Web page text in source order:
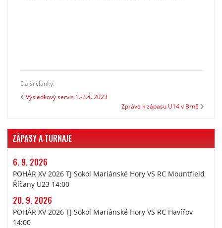
Další články:
Výsledkový servis 1.-2.4. 2023
Zpráva k zápasu U14 v Brně
ZÁPASY A TURNAJE
6. 9. 2026
POHÁR XV 2026 TJ Sokol Mariánské Hory VS RC Mountfield
Říčany U23 14:00
20. 9. 2026
POHÁR XV 2026 TJ Sokol Mariánské Hory VS RC Havířov
14:00